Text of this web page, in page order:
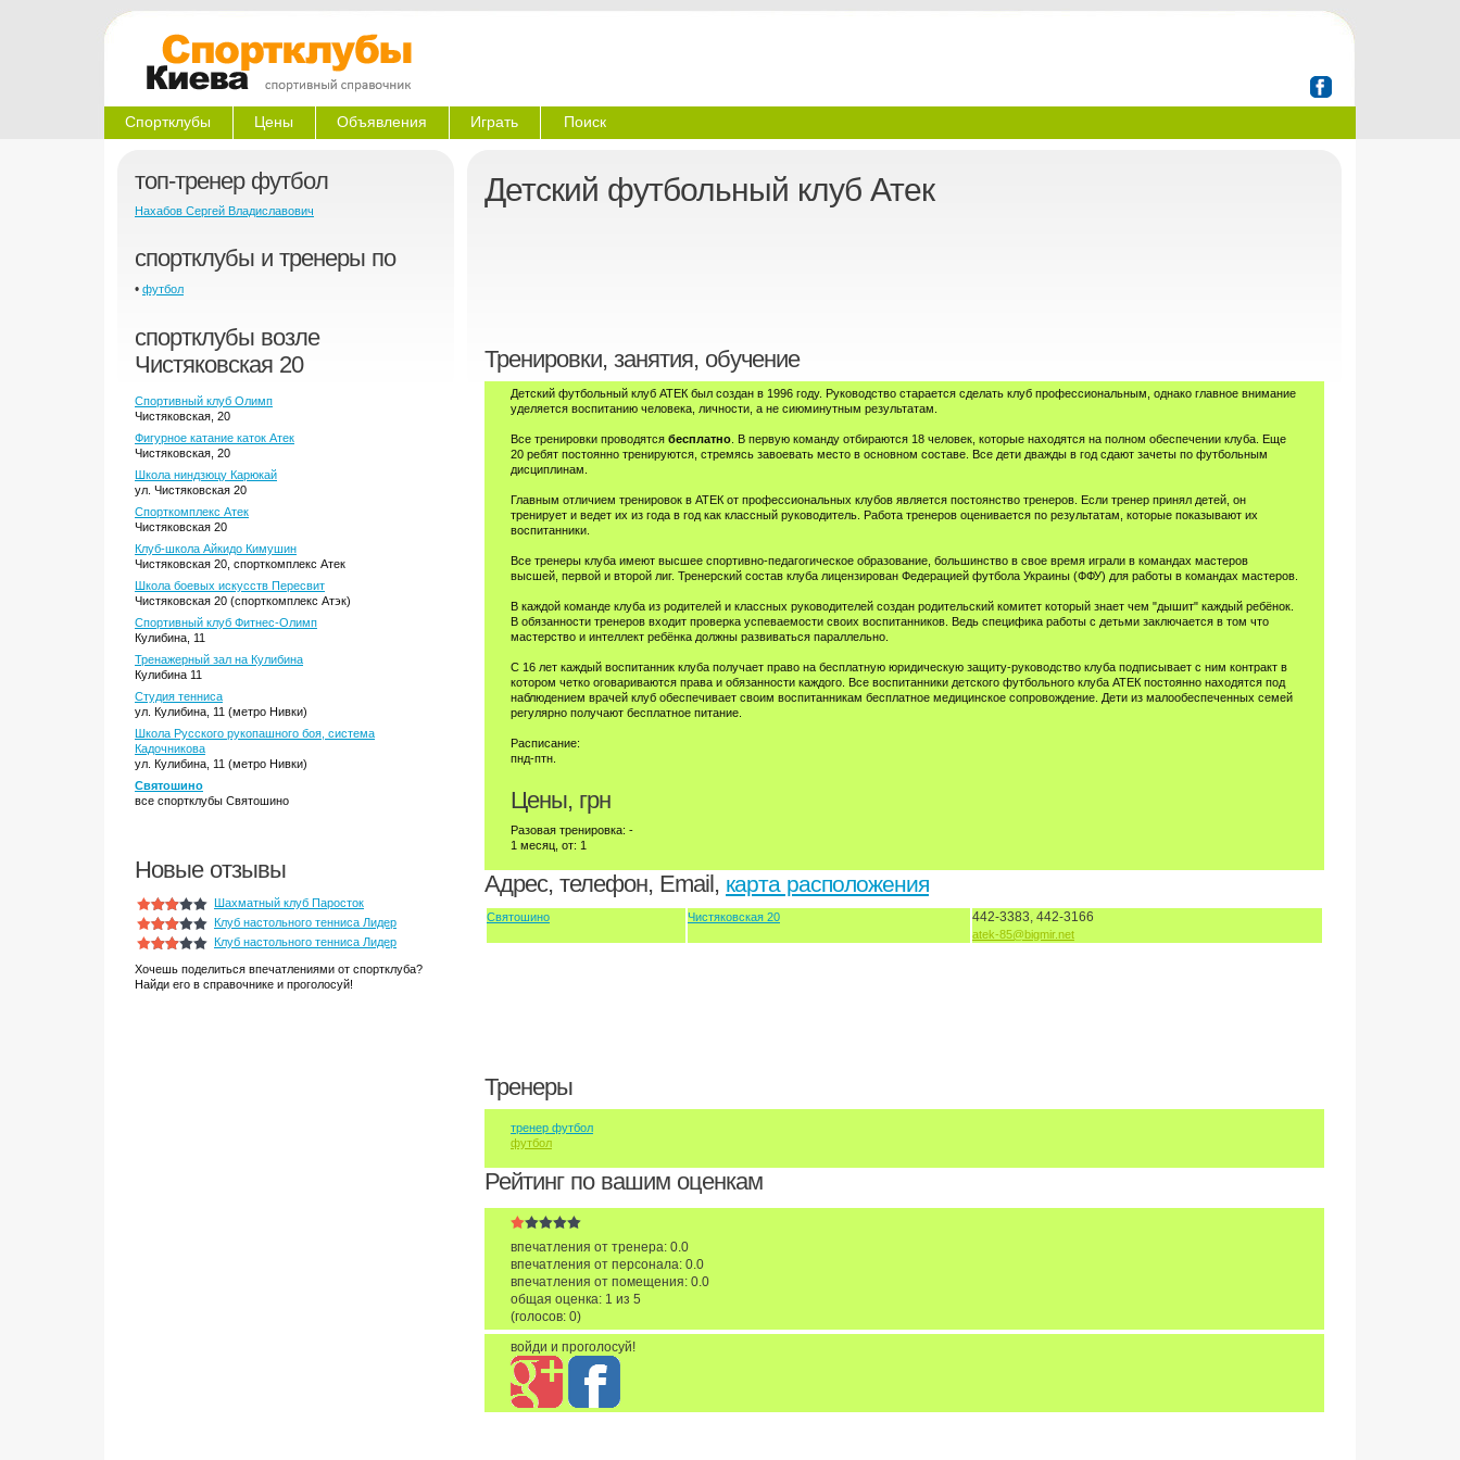
Спортклубы Цены Объявления Играть Поиск
топ-тренер футбол
Нахабов Сергей Владиславович
спортклубы и тренеры по
• футбол
спортклубы возле
Чистяковская 20
Спортивный клуб Олимп
Чистяковская, 20
Фигурное катание каток Атек
Чистяковская, 20
Школа ниндзюцу Карюкай
ул. Чистяковская 20
Спорткомплекс Атек
Чистяковская 20
Клуб-школа Айкидо Кимушин
Чистяковская 20, спорткомплекс Атек
Школа боевых искусств Пересвит
Чистяковская 20 (спорткомплекс Атэк)
Спортивный клуб Фитнес-Олимп
Кулибина, 11
Тренажерный зал на Кулибина
Кулибина 11
Студия тенниса
ул. Кулибина, 11 (метро Нивки)
Школа Русского рукопашного боя, система
Кадочникова
ул. Кулибина, 11 (метро Нивки)
Святошино
все спортклубы Святошино
Новые отзывы
Шахматный клуб Паросток
Клуб настольного тенниса Лидер
Клуб настольного тенниса Лидер
Хочешь поделиться впечатлениями от спортклуба?
Найди его в справочнике и проголосуй!
Детский футбольный клуб Атек
Тренировки, занятия, обучение
Детский футбольный клуб АТЕК был создан в 1996 году. Руководство старается сделать клуб профессиональным, однако главное внимание
уделяется воспитанию человека, личности, а не сиюминутным результатам.
Все тренировки проводятся бесплатно . В первую команду отбираются 18 человек, которые находятся на полном обеспечении клуба. Еще
20 ребят постоянно тренируются, стремясь завоевать место в основном составе. Все дети дважды в год сдают зачеты по футбольным
дисциплинам.
Главным отличием тренировок в АТЕК от профессиональных клубов является постоянство тренеров. Если тренер принял детей, он
тренирует и ведет их из года в год как классный руководитель. Работа тренеров оценивается по результатам, которые показывают их
воспитанники.
Все тренеры клуба имеют высшее спортивно-педагогическое образование, большинство в свое время играли в командах мастеров
высшей, первой и второй лиг. Тренерский состав клуба лицензирован Федерацией футбола Украины (ФФУ) для работы в командах мастеров.
В каждой команде клуба из родителей и классных руководителей создан родительский комитет который знает чем "дышит" каждый ребёнок.
В обязанности тренеров входит проверка успеваемости своих воспитанников. Ведь специфика работы с детьми заключается в том что
мастерство и интеллект ребёнка должны развиваться параллельно.
С 16 лет каждый воспитанник клуба получает право на бесплатную юридическую защиту-руководство клуба подписывает с ним контракт в
котором четко оговариваются права и обязанности каждого. Все воспитанники детского футбольного клуба АТЕК постоянно находятся под
наблюдением врачей клуб обеспечивает своим воспитанникам бесплатное медицинское сопровождение. Дети из малообеспеченных семей
регулярно получают бесплатное питание.
Расписание:
пнд-птн.
Цены, грн
Разовая тренировка: -
1 месяц, от: 1
Адрес, телефон, Email, карта расположения
Святошино Чистяковская 20 442-3383, 442-3166
atek-85@bigmir.net
Тренеры
тренер футбол
футбол
Рейтинг по вашим оценкам
впечатления от тренера: 0.0
впечатления от персонала: 0.0
впечатления от помещения: 0.0
общая оценка: 1 из 5
(голосов: 0)
войди и проголосуй!